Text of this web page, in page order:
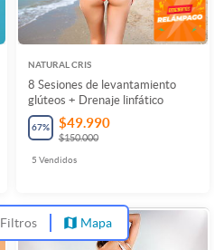
NATURAL CRIS
8 Sesiones de levantamiento
glúteos + Drenaje linfático
67% $49.990
$150.000
5 Vendidos
Filtros Mapa